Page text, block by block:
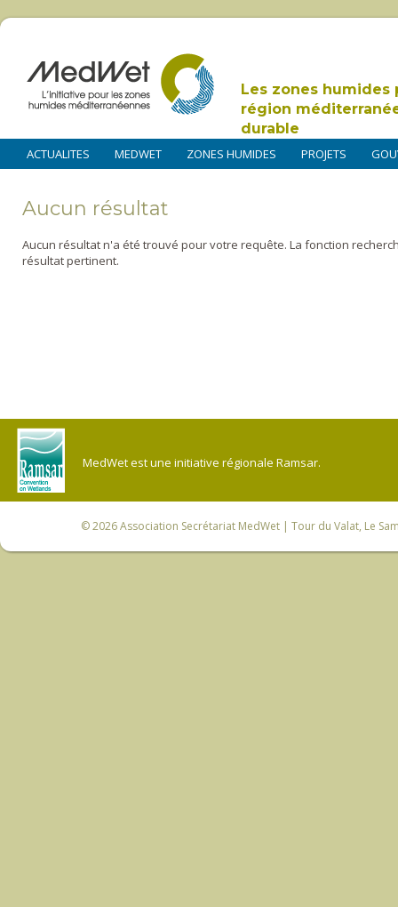
Les zones humides
région
durable
ACTUALITES MEDWET ZONES HUMIDES PROJETS
Aucun résultat
Aucun résultat n'a été trouvé pour votre requête. La fonction
résultat pertinent.
MedWet est une initiative régionale Ramsar.
© 2026Association Secrétariat MedWet | Tour du Valat, Le